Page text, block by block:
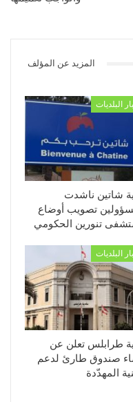
المزيد عن المؤلف
البلديات
شاتين ناشدت
تصويب أوضاع
تنورين الحكومي
البلديات
طرابلس تعلن عن
صندوق طارئ لدعم
المهدّدة